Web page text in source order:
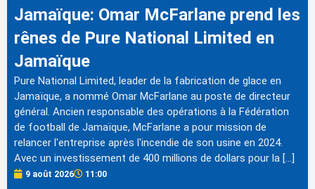
Jamaïque: Omar McFarlane prend les
rênes de Pure National Limited en
Jamaïque
Pure National Limited, leader de la fabrication de glace en
Jamaïque, a nommé Omar McFarlane au poste de directeur
général. Ancien responsable des opérations à la Fédération
de football de Jamaïque, McFarlane a pour mission de
relancer l'entreprise après l'incendie de son usine en 2024.
Avec un investissement de 400 millions de dollars pour la […]
9 août 2026 11:00